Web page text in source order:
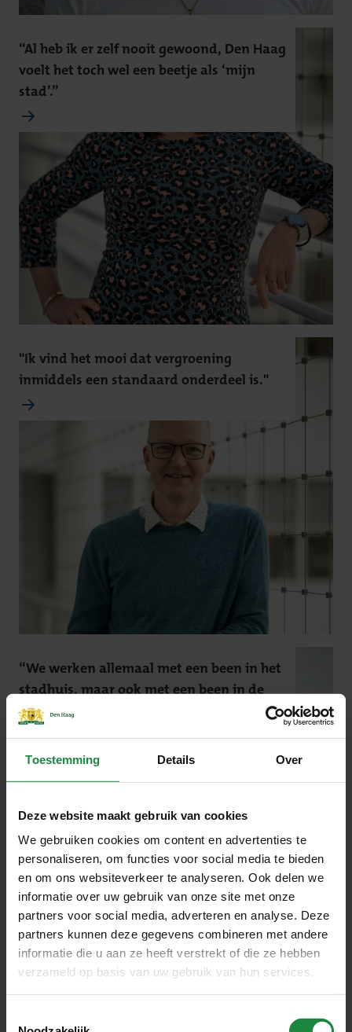
Toestemming Details Over
Deze website maakt gebruik van cookies
We gebruiken cookies om content en advertenties te
personaliseren, om functies voor social media te bieden
en om ons websiteverkeer te analyseren. Ook delen we
informatie over uw gebruik van onze site met onze
partners voor social media, adverteren en analyse. Deze
partners kunnen deze gegevens combineren met andere
informatie die u aan ze heeft verstrekt of die ze hebben
verzameld op basis van uw gebruik van hun services.
“Al heb ik er zelf nooit gewoond, Den Haag
voelt het toch wel een beetje als ‘mijn
stad’.”
"Ik vind het mooi dat vergroening
inmiddels een standaard onderdeel is."
“We werken allemaal met een been in het
stadhuis, maar ook met een been in de
stad.”
“Werken voor Haag geeft me de kans om